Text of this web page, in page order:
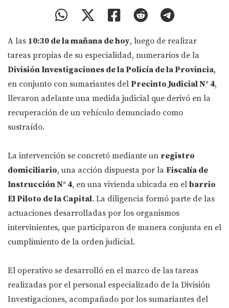
A las 10:30 de la mañana de hoy, luego de realizar
tareas propias de su especialidad, numerarios de la
División Investigaciones de la Policía de la Provincia,
en conjunto con sumariantes del Precinto Judicial N° 4,
llevaron adelante una medida judicial que derivó en la
recuperación de un vehículo denunciado como
sustraído.
La intervención se concretó mediante un registro
domiciliario, una acción dispuesta por la Fiscalía de
Instrucción N° 4, en una vivienda ubicada en el barrio
El Piloto de la Capital. La diligencia formó parte de las
actuaciones desarrolladas por los organismos
intervinientes, que participaron de manera conjunta en el
cumplimiento de la orden judicial.
El operativo se desarrolló en el marco de las tareas
realizadas por el personal especializado de la División
Investigaciones, acompañado por los sumariantes del